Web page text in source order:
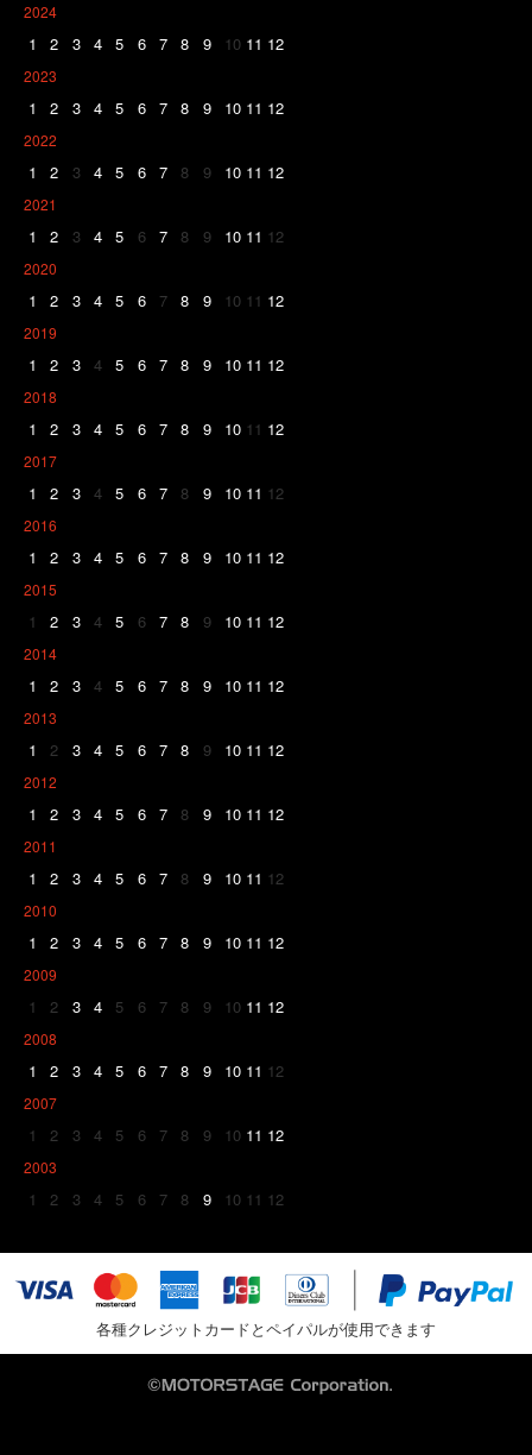
2024
1 2 3 4 5 6 7 8 9 10 11 12
2023
1 2 3 4 5 6 7 8 9 10 11 12
2022
1 2 3 4 5 6 7 8 9 10 11 12
2021
1 2 3 4 5 6 7 8 9 10 11 12
2020
1 2 3 4 5 6 7 8 9 10 11 12
2019
1 2 3 4 5 6 7 8 9 10 11 12
2018
1 2 3 4 5 6 7 8 9 10 11 12
2017
1 2 3 4 5 6 7 8 9 10 11 12
2016
1 2 3 4 5 6 7 8 9 10 11 12
2015
1 2 3 4 5 6 7 8 9 10 11 12
2014
1 2 3 4 5 6 7 8 9 10 11 12
2013
1 2 3 4 5 6 7 8 9 10 11 12
2012
1 2 3 4 5 6 7 8 9 10 11 12
2011
1 2 3 4 5 6 7 8 9 10 11 12
2010
1 2 3 4 5 6 7 8 9 10 11 12
2009
1 2 3 4 5 6 7 8 9 10 11 12
2008
1 2 3 4 5 6 7 8 9 10 11 12
2007
1 2 3 4 5 6 7 8 9 10 11 12
2003
1 2 3 4 5 6 7 8 9 10 11 12
各種クレジットカードとペイパルが使用できます